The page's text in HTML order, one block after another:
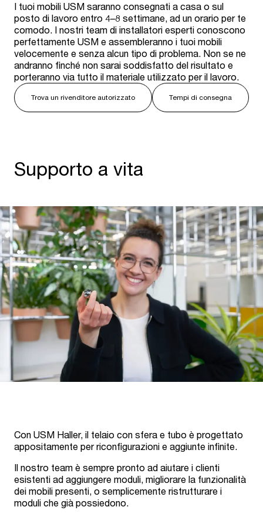
I tuoi mobili USM saranno consegnati a casa o sul
posto di lavoro entro 4–8 settimane, ad un orario per te
comodo. I nostri team di installatori esperti conoscono
perfettamente USM e assembleranno i tuoi mobili
velocemente e senza alcun tipo di problema. Non se ne
andranno finché non sarai soddisfatto del risultato e
porteranno via tutto il materiale utilizzato per il lavoro.
Trova un rivenditore autorizzato Tempi di consegna
Supporto a vita
Con USM Haller, il telaio con sfera e tubo è progettato
appositamente per riconfigurazioni e aggiunte infinite.
Il nostro team è sempre pronto ad aiutare i clienti
esistenti ad aggiungere moduli, migliorare la funzionalità
dei mobili presenti, o semplicemente ristrutturare i
moduli che già possiedono.